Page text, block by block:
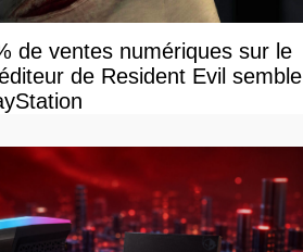
de ventes numériques sur le
de Resident Evil semble